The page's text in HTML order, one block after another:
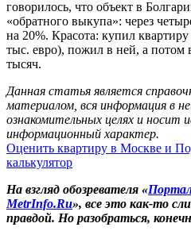
говорилось, что объект в
«обратного выкупа»: через
на 20%. Красота: купил
тыс. евро), пожил в ней, а потом
тысяч.
Данная статья является
материалом, вся информация в
ознакомительных целях и носит
информационный характер.
Оценить квартиру в Москве и
калькулятор
На взгляд обозревателя «
MetrInfo.Ru», все это как-то
правдой. Но разобраться,